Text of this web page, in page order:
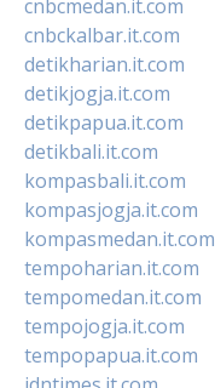
cnbcmedan.it.com
cnbckalbar.it.com
detikharian.it.com
detikjogja.it.com
detikpapua.it.com
detikbali.it.com
kompasbali.it.com
kompasjogja.it.com
kompasmedan.it.com
tempoharian.it.com
tempomedan.it.com
tempojogja.it.com
tempopapua.it.com